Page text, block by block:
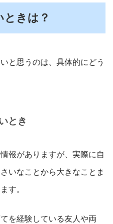
きは？
と思うのは、具体的にどう
とき
報がありますが、実際に自
いなことから大きなことま
す。
を経験している友人や両